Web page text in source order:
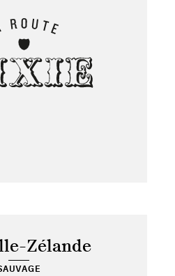
Zélande